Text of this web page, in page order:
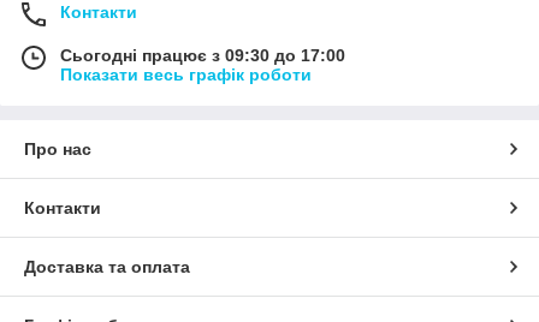
Контакти
Сьогодні працює з 09:30 до 17:00
Показати весь графік роботи
Про нас
Контакти
Доставка та оплата